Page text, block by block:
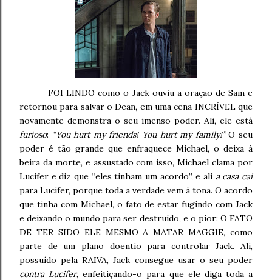
FOI LINDO como o Jack ouviu a oração de Sam e
retornou para salvar o Dean, em uma cena INCRÍVEL que
novamente demonstra o seu imenso poder. Ali, ele está
furioso: “You hurt my friends! You hurt my family!”O seu
poder é tão grande que enfraquece Michael, o deixa à
beira da morte, e assustado com isso, Michael clama por
Lucifer e diz que “eles tinham um acordo”, e ali a casa cai
para Lucifer, porque toda a verdade vem à tona. O acordo
que tinha com Michael, o fato de estar fugindo com Jack
e deixando o mundo para ser destruído, e o pior: O FATO
DE TER SIDO ELE MESMO A MATAR MAGGIE, como
parte de um plano doentio para controlar Jack. Ali,
possuído pela RAIVA, Jack consegue usar o seu poder
contra Lucifer, enfeitiçando-o para que ele diga toda a